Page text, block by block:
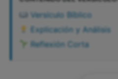
Versículo Bíblico
Explicación y Análisis
Reflexión Corta